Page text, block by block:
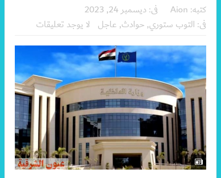
كتبه: Aion فى: ديسمبر 24, 2023
فى: التوب ستوري, حوادث, عاجل لا يوجد تعليقات